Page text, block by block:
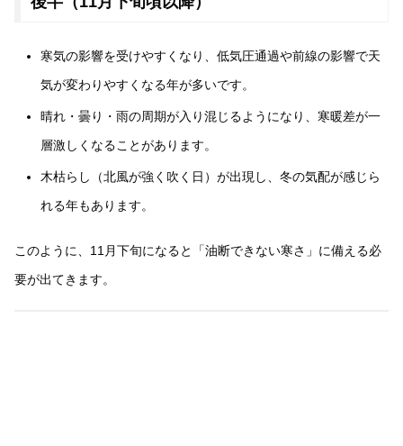
寒気の影響を受けやすくなり、低気圧通過や前線の影響で天
気が変わりやすくなる年が多いです。
晴れ・曇り・雨の周期が入り混じるようになり、寒暖差が一
層激しくなることがあります。
木枯らし（北風が強く吹く日）が出現し、冬の気配が感じら
れる年もあります。
このように、11月下旬になると「油断できない寒さ」に備える必
要が出てきます。